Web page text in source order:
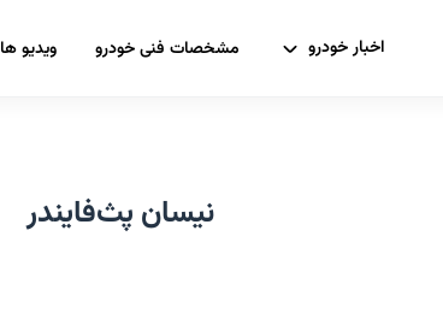
اخبار خودرو مشخصات فنی خودرو ویدیو ها
نیسان پث‌فایندر